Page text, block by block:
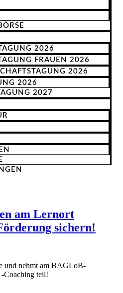
2026
FRAUEN 2026
2026
2026
2027
am Lernort
sichern!
und nehmt am BAGLoB-
Coaching teil!